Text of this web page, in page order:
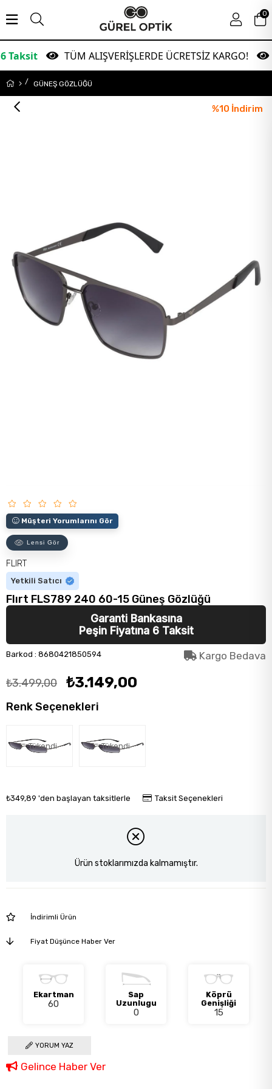
TÜM ALIŞVERİŞLERDE ÜCRETSİZ KARGO!
0
GÜNEŞ GÖZLÜĞÜ
%10 İndirim
Müşteri Yorumlarını Gör
Lensi Gör
FLIRT
Yetkili Satıcı
Flırt FLS789 240 60-15 Güneş Gözlüğü
Garanti Bankasına
Peşin Fiyatına 6 Taksit
Barkod : 8680421850594 Kargo Bedava
₺3.499,00 ₺3.149,00
Renk Seçenekleri
Tükendi Tükendi
₺349,89 'den başlayan taksitlerle Taksit Seçenekleri
Ürün stoklarımızda kalmamıştır.
İndirimli Ürün
Fiyat Düşünce Haber Ver
Ekartman
60
Sap
Uzunlugu
0
Köprü
Genişliği
15
YORUM YAZ
Gelince Haber Ver